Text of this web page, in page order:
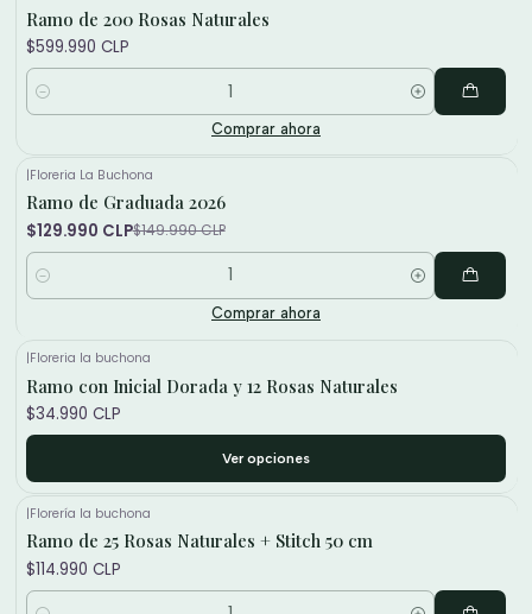
Ramo de 200 Rosas Naturales
$599.990 CLP
Cantidad
Comprar ahora
-13%
|Floreria La Buchona
Ramo de Graduada 2026
$129.990 CLP$149.990 CLP
Cantidad
Comprar ahora
|Floreria la buchona
Ramo con Inicial Dorada y 12 Rosas Naturales
$34.990 CLP
Ver opciones
|Florería la buchona
Ramo de 25 Rosas Naturales + Stitch 50 cm
$114.990 CLP